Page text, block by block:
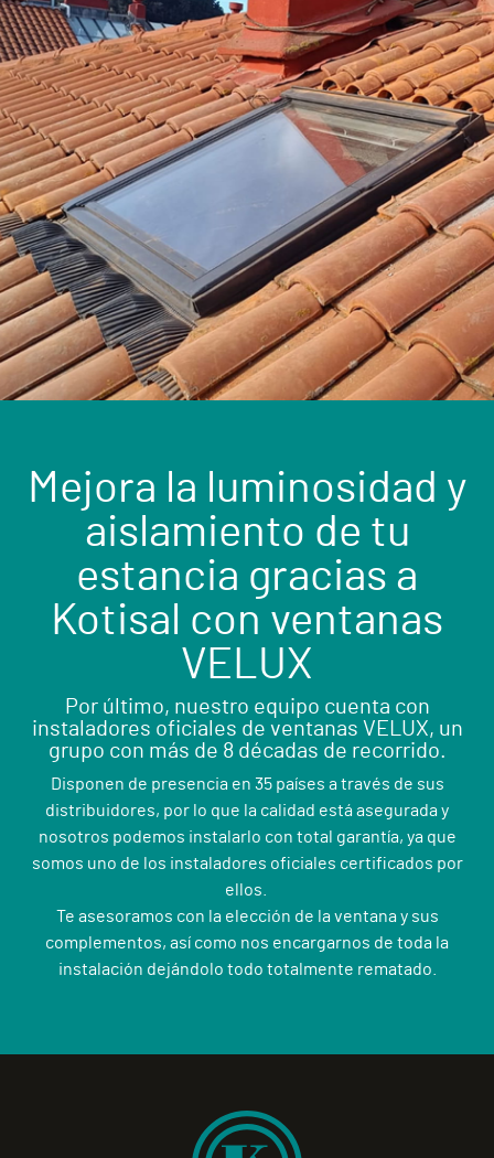
Mejora la luminosidad y
aislamiento de tu
estancia gracias a
Kotisal con ventanas
VELUX
Por último, nuestro equipo cuenta con
instaladores oficiales de ventanas VELUX, un
grupo con más de 8 décadas de recorrido.
Disponen de presencia en 35 países a través de sus
distribuidores, por lo que la calidad está asegurada y
nosotros podemos instalarlo con total garantía, ya que
somos uno de los instaladores oficiales certificados por
ellos.
Te asesoramos con la elección de la ventana y sus
complementos, así como nos encargarnos de toda la
instalación dejándolo todo totalmente rematado.